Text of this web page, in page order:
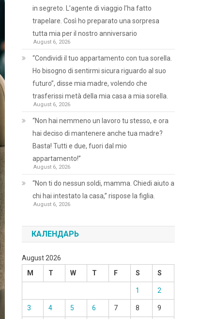
in segreto. L’agente di viaggio l’ha fatto
trapelare. Così ho preparato una sorpresa
tutta mia per il nostro anniversario
August 6, 2026
“Condividi il tuo appartamento con tua sorella.
Ho bisogno di sentirmi sicura riguardo al suo
futuro”, disse mia madre, volendo che
trasferissi metà della mia casa a mia sorella.
August 6, 2026
“Non hai nemmeno un lavoro tu stesso, e ora
hai deciso di mantenere anche tua madre?
Basta! Tutti e due, fuori dal mio
appartamento!”
August 6, 2026
“Non ti do nessun soldi, mamma. Chiedi aiuto a
chi hai intestato la casa,” rispose la figlia.
August 6, 2026
КАЛЕНДАРЬ
August 2026
M
T W T F S S
1 2
3 4 5 6 7 8 9